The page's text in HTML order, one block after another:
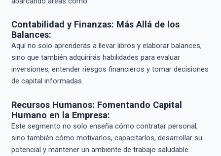
Contabilidad y Finanzas: Más Allá de los
Balances:
Aquí no solo aprenderás a llevar libros y elaborar balances,
sino que también adquirirás habilidades para evaluar
inversiones, entender riesgos financieros y tomar decisiones
de capital informadas.
Recursos Humanos: Fomentando Capital
Humano en la Empresa:
Este segmento no solo enseña cómo contratar personal,
sino también cómo motivarlos, capacitarlos, desarrollar su
potencial y mantener un ambiente de trabajo saludable.